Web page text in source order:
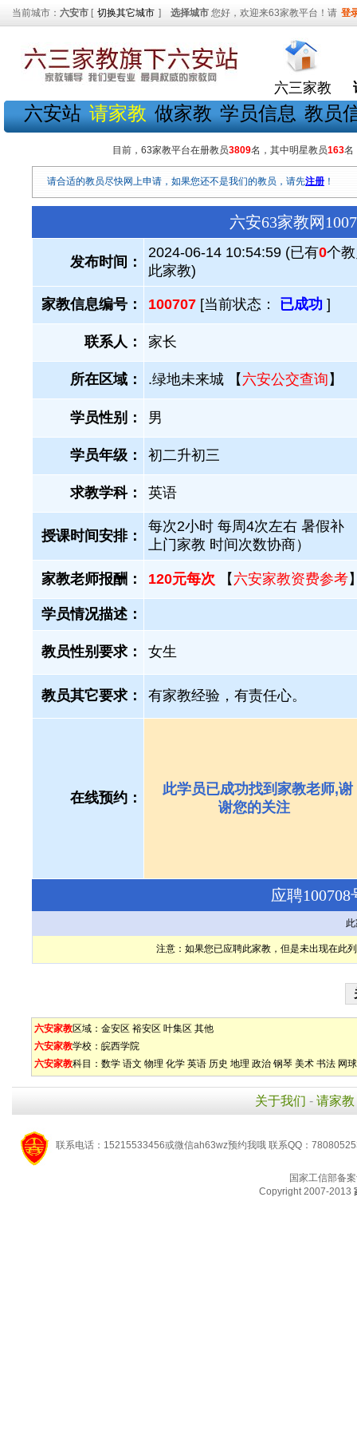
当前城市： 六安市 [ 切换其它城市 ] 选择城市 您好，欢迎来63家教平台！请 登
六三家教
六安站 请家教 做家教 学员信息 教员
目前，63家教平台在册教员3809名，其中明星教员163名
请合适的教员尽快网上申请，如果您还不是我们的教员，请先注册 ！
六安63家教网
发布时间：
2024-06-14 10:54:59 (已有0个
此家教)
家教信息编号： 100707 [当前状态： 已成功 ]
联系人： 家长
所在区域： .绿地未来城 【 六安公交查询 】
学员性别： 男
学员年级： 初二升初三
求教学科： 英语
授课时间安排：
每次2小时 每周4次左右 暑假补
上门家教 时间次数协商）
家教老师报酬： 120元每次 【 六安家教资费参考
学员情况描述：
教员性别要求： 女生
教员其它要求： 有家教经验，有责任心。
在线预约：
此学员已成功找到家教老师,谢
谢您的关注
应聘
注意：如果您已应聘此家教，但是未出现在此
六安家教区域： 金安区 裕安区 叶集区 其他
六安家教学校： 皖西学院
六安家教科目： 数学 语文 物理 化学 英语 历史 地理 政治 钢琴 美术 书法 网球
关于我们 - 请家教
联系电话：15215533456或微信ah63wz预约我哦 联系QQ：
国家工信部备
Copyright 2007-2013